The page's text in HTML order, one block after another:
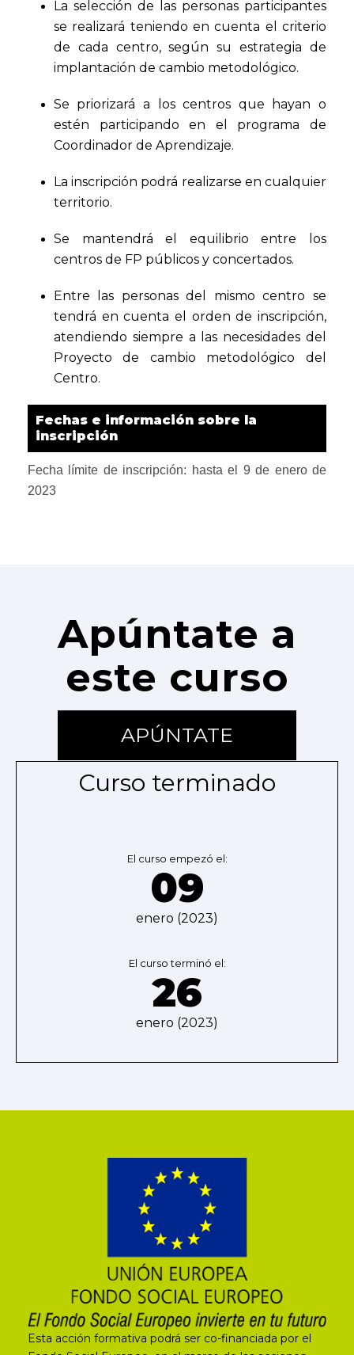
La selección de las personas participantes
se realizará teniendo en cuenta el criterio
de cada centro, según su estrategia de
implantación de cambio metodológico.
Se priorizará a los centros que hayan o
estén participando en el programa de
Coordinador de Aprendizaje.
La inscripción podrá realizarse en cualquier
territorio.
Se mantendrá el equilibrio entre los
centros de FP públicos y concertados.
Entre las personas del mismo centro se
tendrá en cuenta el orden de inscripción,
atendiendo siempre a las necesidades del
Proyecto de cambio metodológico del
Centro.
Fechas e información sobre la
inscripción
Fecha límite de inscripción: hasta el 9 de enero de
2023
Apúntate a
este curso
APÚNTATE
Curso terminado
El curso empezó el:
09
enero (2023)
El curso terminó el:
26
enero (2023)
Esta acción formativa podrá ser co-financiada por el